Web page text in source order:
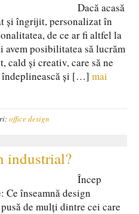
Dacă acasă
și îngrijit, personalizat în
de ce ar fi altfel la
avem posibilitatea să lucrăm
cald și creativ, care să ne
îndeplinească și […] mai
office design
industrial?
Încep
înseamnă design
de mulți dintre cei care